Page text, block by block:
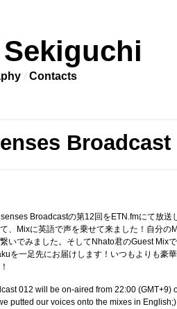
Contacts
Broadcast
Broadcastの第12回をETN.fmにて放送
、Mixに英語で声を乗せて来ました！自分の
いでみました。そしてNhato君のGuest Mix
を一足先にお届けします！いつもよりも豪
012 will be on-aired from 22:00 (GMT+9)
putted our voices onto the mixes in English;)